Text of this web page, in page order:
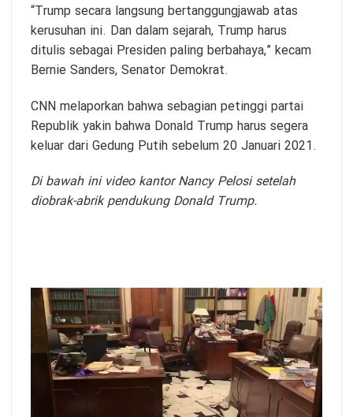
“Trump secara langsung bertanggungjawab atas
kerusuhan ini. Dan dalam sejarah, Trump harus
ditulis sebagai Presiden paling berbahaya,” kecam
Bernie Sanders, Senator Demokrat.
CNN melaporkan bahwa sebagian petinggi partai
Republik yakin bahwa Donald Trump harus segera
keluar dari Gedung Putih sebelum 20 Januari 2021.
Di bawah ini video kantor Nancy Pelosi setelah
diobrak-abrik pendukung Donald Trump.